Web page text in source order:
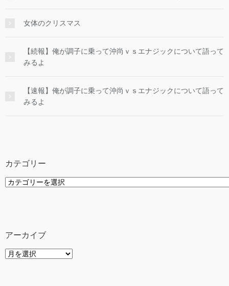
女体のクリスマス
【続報】俺が調子に乗って沖尚ｖｓエナジックについて語って
みるよ
【速報】俺が調子に乗って沖尚ｖｓエナジックについて語って
みるよ
カテゴリー
カ
アーカイブ
ア